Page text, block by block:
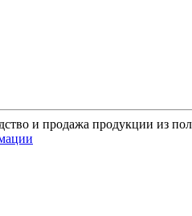
и продажа продукции из